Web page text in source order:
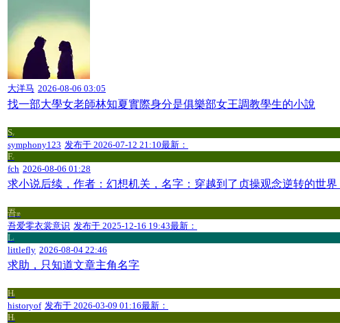
大洋马 2026-08-06 03:05
找一部大學女老師林知夏實際身分是俱樂部女王調教學生的小說
Sy
symphony123 发布于 2026-07-12 21:10最新：
Fc
fch 2026-08-06 01:28
求小说后续，作者：幻想机关，名字：穿越到了贞操观念逆转的世
吾爱
吾爱零衣裳意识 发布于 2025-12-16 19:43最新：
Li
littlefly 2026-08-04 22:46
求助，只知道文章主角名字
Hi
historyof 发布于 2026-03-09 01:16最新：
Hi